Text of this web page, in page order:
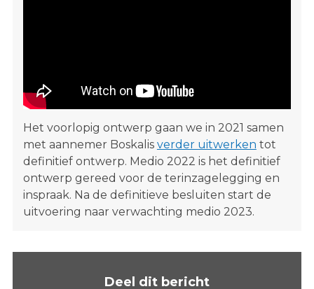
Het voorlopig ontwerp gaan we in 2021 samen
met aannemer Boskalis verder uitwerken tot
definitief ontwerp. Medio 2022 is het definitief
ontwerp gereed voor de terinzagelegging en
inspraak. Na de definitieve besluiten start de
uitvoering naar verwachting medio 2023.
Deel dit bericht